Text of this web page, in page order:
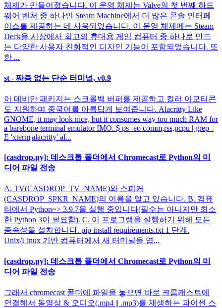
체제가 만들어졌습니다. 이 운영 체제는 Valve의 첫 번째 하드
웨어 벤처 중 하나인 Steam Machine에서 더 많은 콘솔 인터페
이스를 제공하는 데 사용되었습니다. 이 운영 체제에는 Steam
Deck을 시장에서 최고의 휴대용 게임 컴퓨터 중 하나로 만드
는 다양한 사용자 친화적인 디자인 기능이 포함되었습니다. 또
한 ...
st - 짜증 없는 단순 터미널, v0.9
이 데비안 패키지는 스크롤백 버퍼를 제공하고 컬러 이모티콘
도 지원하며 중국어를 아름답게 보여줍니다. Alacritty Like
GNOME, it may look nice, but it consumes way too much RAM for
a barebone terminal emulator IMO. $ ps -eo comm,rss,pcpu | grep -
E 'xterm|alacritty' al...
[casdrop.py]: 데스크톱 폴더에서 Chromecast로 Python의 미
디어 파일 전송
A. TV(CASDROP_TV_NAME)와 스피커
(CASDROP_SPKR_NAME)의 이름을 알고 있습니다. B. 컴퓨
터에서 Python~> 3.9.7을 실행 중입니다(필수는 아니지만 최소
한 Python 3이 필요함). C. 이 프로그램을 실행하기 위해 모든
종속성을 설치합니다. pip install requirements.txt 1 단계.
Unix/Linux 기반 컴퓨터에서 새 터미널을 엽...
[casdrop.py]: 데스크톱 폴더에서 Chromecast로 Python의 미
디어 파일 전송
그래서 chromecast 폴더에 파일을 놓으면 바로 크롬캐스트에
연결해서 동영상 & 오디오(.mp4 || .mp3)를 재생하는 파이썬 스